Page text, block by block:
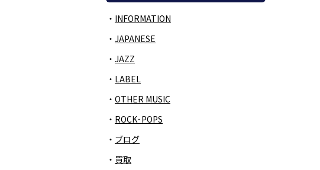
INFORMATION
JAPANESE
JAZZ
LABEL
OTHER MUSIC
ROCK･POPS
ブログ
買取